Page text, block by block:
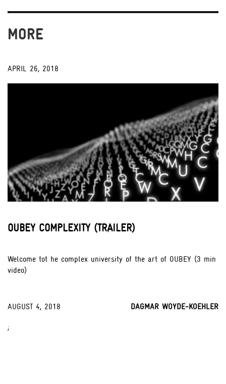
MORE
APRIL 26, 2018
OUBEY COMPLEXITY (TRAILER)
Welcome tot he complex university of the art of OUBEY (3 min
video)
AUGUST 4, 2018 DAGMAR WOYDE-KOEHLER
;